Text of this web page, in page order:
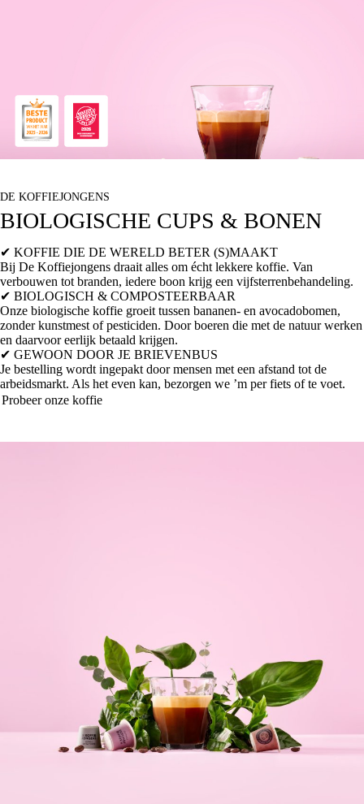
DE KOFFIEJONGENS
BIOLOGISCHE CUPS & BONEN
✔ KOFFIE DIE DE WERELD BETER (S)MAAKT
Bij De Koffiejongens draait alles om écht lekkere koffie. Van
verbouwen tot branden, iedere boon krijg een vijfsterrenbehandeling.
✔ BIOLOGISCH & COMPOSTEERBAAR
Onze biologische koffie groeit tussen bananen- en avocadobomen,
zonder kunstmest of pesticiden. Door boeren die met de natuur werken
en daarvoor eerlijk betaald krijgen.
✔ GEWOON DOOR JE BRIEVENBUS
Je bestelling wordt ingepakt door mensen met een afstand tot de
arbeidsmarkt. Als het even kan, bezorgen we ’m per fiets of te voet.
Probeer onze koffie